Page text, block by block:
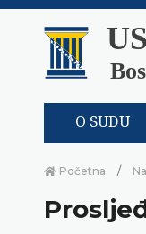
O SUDU
Početna